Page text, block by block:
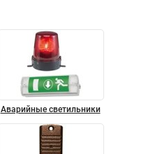
Аварийные светильники